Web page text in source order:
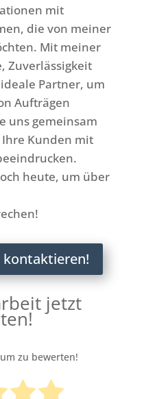
mit
die von meiner
Mit meiner
Zuverlässigkeit
Partner, um
Aufträgen
uns gemeinsam
Kunden mit
heute, um über
jetzt
zu bewerten!